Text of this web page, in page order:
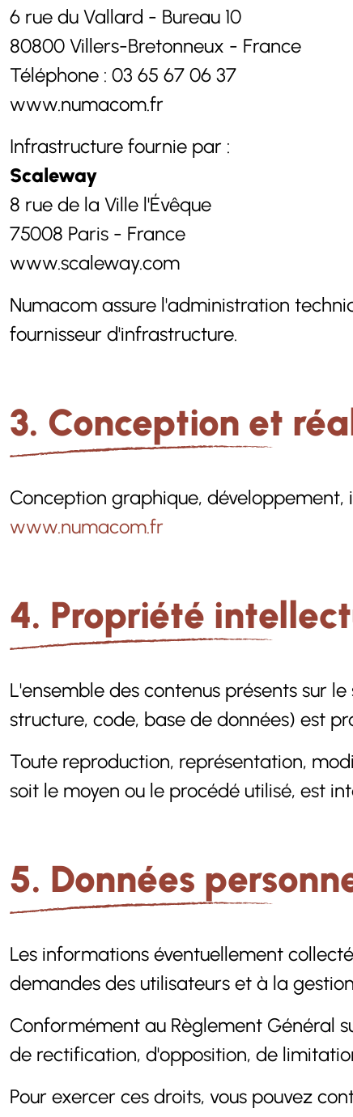
6 rue du Vallard - Bureau 10
80800 Villers-Bretonneux - France
Téléphone : 03 65 67 06 37
www.numacom.fr
Infrastructure fournie par :
Scaleway
8 rue de la Ville l'Évêque
75008 Paris - France
www.scaleway.com
Numacom assure l'administration
fournisseur d'infrastructure.
3. Conception et
Conception graphique,
www.numacom.fr
4. Propriété
L'ensemble des contenus présents sur
structure, code, base de données) est
Toute reproduction, représentation,
soit le moyen ou le procédé utilisé, est
5. Données
Les informations éventuellement
demandes des utilisateurs et à la
Conformément au Règlement Général
de rectification, d'opposition, de
Pour exercer ces droits, vous pouvez